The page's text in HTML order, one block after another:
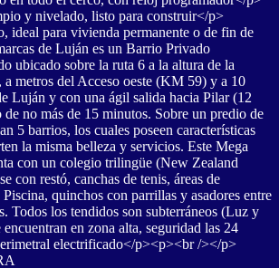
y nivelado, listo para construir</p>
ideal para vivienda permanente o de fin de
de Luján es un Barrio Privado
ubicado sobre la ruta 6 a la altura de la
a metros del Acceso oeste (KM 59) y a 10
Luján y con una ágil salida hacia Pilar (12
no más de 15 minutos. Sobre un predio de
5 barrios, los cuales poseen características
la misma belleza y servicios. Este Mega
con un colegio trilingüe (New Zealand
con restó, canchas de tenis, áreas de
quinchos con parrillas y asadores entre
Todos los tendidos son subterráneos (Luz y
en zona alta, seguridad las 24
electrificado</p><p><br /></p>